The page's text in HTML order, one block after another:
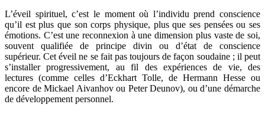
L’éveil spirituel, c’est le moment où l’individu prend conscience
qu’il est plus que son corps physique, plus que ses pensées ou ses
émotions. C’est une reconnexion à une dimension plus vaste de soi,
souvent qualifiée de principe divin ou d’état de conscience
supérieur. Cet éveil ne se fait pas toujours de façon soudaine ; il peut
s’installer progressivement, au fil des expériences de vie, des
lectures (comme celles d’Eckhart Tolle, de Hermann Hesse ou
encore de Mickael Aivanhov ou Peter Deunov), ou d’une démarche
de développement personnel.